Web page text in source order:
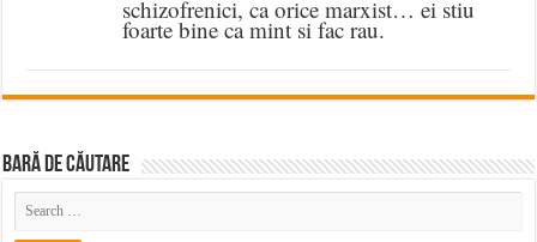
schizofrenici, ca orice marxist… ei stiu
foarte bine ca mint si fac rau.
BARĂ DE CĂUTARE